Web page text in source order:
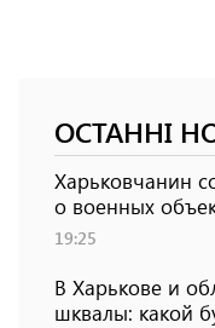
ОСТАННІ
Харьковчанин
о военных
19:25
В Харькове и
шквалы: какой